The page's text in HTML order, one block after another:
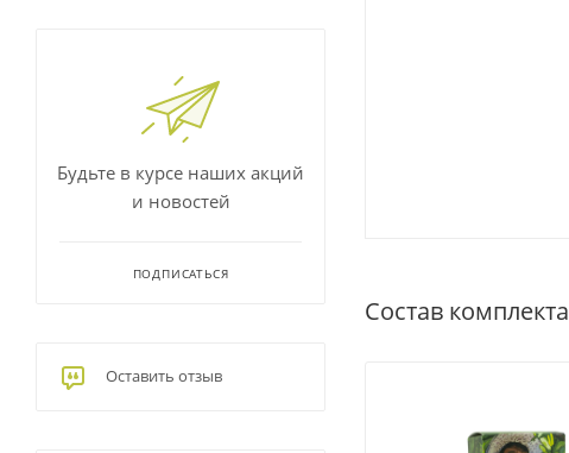
Состав комплекта
Будьте в курсе наших акций
и новостей
ПОДПИСАТЬСЯ
Оставить отзыв